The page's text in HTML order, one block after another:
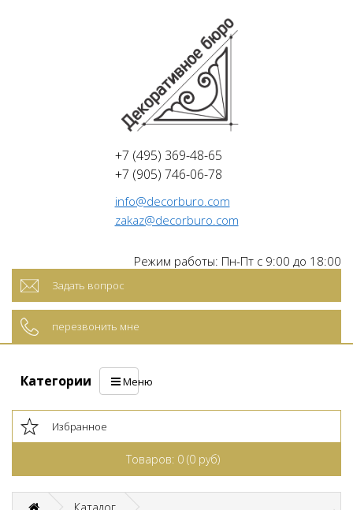
+7 (495) 369-48-65
+7 (905) 746-06-78
info@decorburo.com
zakaz@decorburo.com
Режим работы: Пн-Пт с 9:00 до 18:00
Задать вопрос
перезвонить мне
Категории Меню
Избранное
Товаров: 0 (0 руб)